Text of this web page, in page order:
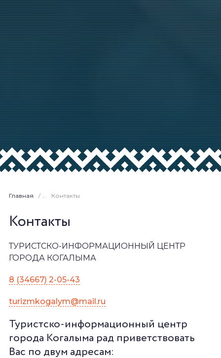
Главная / ... Контакты
Контакты
ТУРИСТСКО-ИНФОРМАЦИОННЫЙ ЦЕНТР
ГОРОДА КОГАЛЫМА
8 (34667) 2-05-43
turizmkogalym@mail.ru
Туристско-информационный центр
города Когалыма рад приветствовать
Вас по двум адресам: